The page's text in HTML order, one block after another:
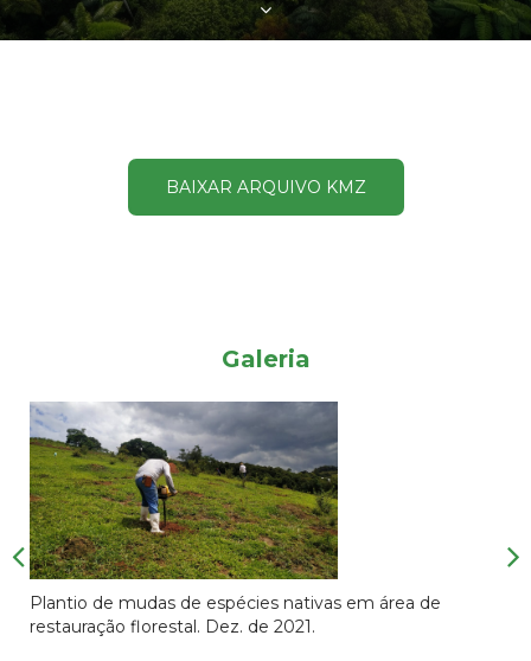
BAIXAR ARQUIVO KMZ
Galeria
Plantio de mudas de espécies nativas em área de
restauração florestal. Dez. de 2021.